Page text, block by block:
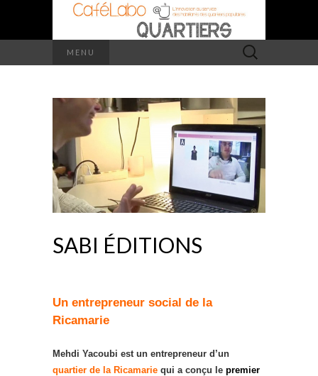
MENU Rechercher :
SABI ÉDITIONS
Un entrepreneur social de la
Ricamarie
Mehdi Yacoubi est un entrepreneur d’un
quartier de la Ricamarie qui a conçu le premier